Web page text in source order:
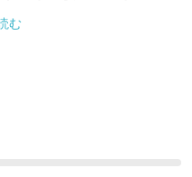
広志。テノール中島康
交響曲第9番より「歓喜
む